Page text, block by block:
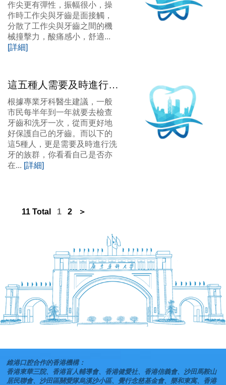
作尖更有彈性，振幅很小，操
作時工作尖與牙齒是面接觸，
分散了工作尖與牙齒之間的機
械撞擊力，酸痛感小，舒適...
[詳細]
這五種人需要及時進行洗
牙，你係否亦在其中
根據專業牙科醫生建議，一般
市民每半年到一年就要去檢查
牙齒和洗牙一次，從而更好地
好保護自己的牙齒。而以下的
這5種人，更是需要及時進行洗
牙的族群，你看看自己是否亦
在... [詳細]
11 Total 1 2 ＞
維港口腔合作的香港機構：
香港東華三院、香港盲人輔導會、香港健愛社、香港信義會、沙田馬鞍山
居民聯會、沙田區關愛隊烏溪沙小區、覺行念慈基金會、樂和東寓、香港